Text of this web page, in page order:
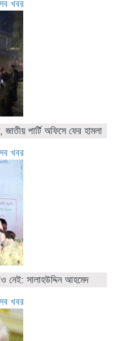
খবর
পার্টি অফিসে ফের হামলা
খবর
নেই: সালাহউদ্দিন আহমেদ
খবর